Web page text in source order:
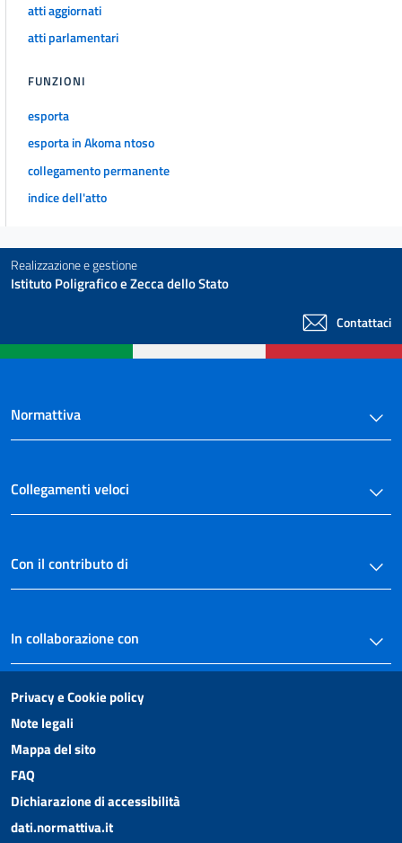
atti aggiornati
atti parlamentari
FUNZIONI
esporta
esporta in Akoma ntoso
collegamento permanente
indice dell'atto
Realizzazione e gestione
Istituto Poligrafico e Zecca dello Stato
Contattaci
Normattiva
Collegamenti veloci
Con il contributo di
In collaborazione con
Privacy e Cookie policy
Note legali
Mappa del sito
FAQ
Dichiarazione di accessibilità
dati.normattiva.it